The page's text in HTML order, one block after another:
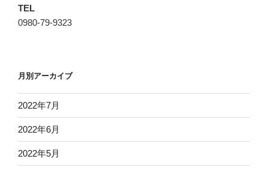
TEL
0980-79-9323
月別アーカイブ
2022年7月
2022年6月
2022年5月